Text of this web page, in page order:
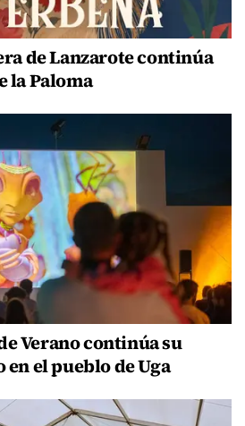
de Lanzarote continúa
la Paloma
Verano continúa su
el pueblo de Uga